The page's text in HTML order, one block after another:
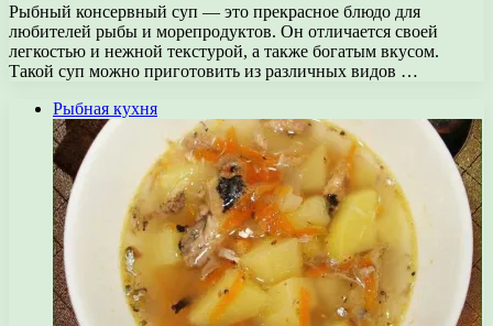
Рыбный консервный суп — это прекрасное блюдо для
любителей рыбы и морепродуктов. Он отличается своей
легкостью и нежной текстурой, а также богатым вкусом.
Такой суп можно приготовить из различных видов …
Рыбная кухня